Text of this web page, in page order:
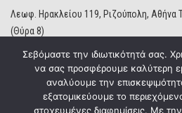
Λεωφ. Ηρακλείου 119, Ριζούπολη, Αθήνα
(Θύρα 8)
Τηλέφωνο: 210 2529234
Email:info@apollonwaterpolo.gr
www.apollonwaterpolo.gr
Σεβόμαστε την ιδιωτικότητά σας.
να σας προσφέρουμε καλύτερη
αναλύουμε την
εξατομικεύουμε το
στοχευμένες διαφημίσεις. Με την